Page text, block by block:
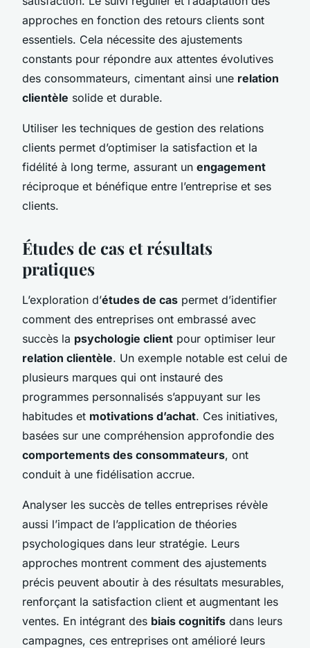
approches en fonction des retours clients sont
essentiels. Cela nécessite des ajustements
constants pour répondre aux attentes évolutives
des consommateurs, cimentant ainsi une relation
clientèle solide et durable.
Utiliser les techniques de gestion des relations
clients permet d’optimiser la satisfaction et la
fidélité à long terme, assurant un engagement
réciproque et bénéfique entre l’entreprise et ses
clients.
Études de cas et résultats
pratiques
L’exploration d’études de cas permet d’identifier
comment des entreprises ont embrassé avec
succès la psychologie client pour optimiser leur
relation clientèle. Un exemple notable est celui de
plusieurs marques qui ont instauré des
programmes personnalisés s’appuyant sur les
habitudes et motivations d’achat. Ces initiatives,
basées sur une compréhension approfondie des
comportements des consommateurs, ont
conduit à une fidélisation accrue.
Analyser les succès de telles entreprises révèle
aussi l’impact de l’application de théories
psychologiques dans leur stratégie. Leurs
approches montrent comment des ajustements
précis peuvent aboutir à des résultats mesurables,
renforçant la satisfaction client et augmentant les
ventes. En intégrant des biais cognitifs dans leurs
campagnes, ces entreprises ont amélioré leurs